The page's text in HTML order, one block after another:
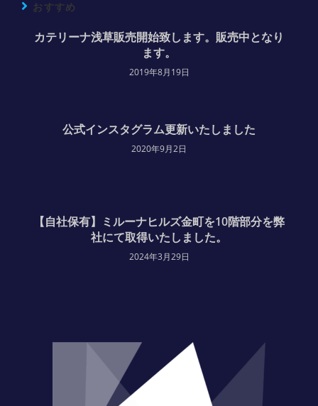
おすすめ
カテリーナ浅草販売開始致します。販売中となり
ます。
2019年8月19日
公式インスタグラム更新いたしました
2020年9月2日
【自社保有】ミルーナヒルズ金町を10階部分を弊
社にて取得いたしました。
2024年3月29日